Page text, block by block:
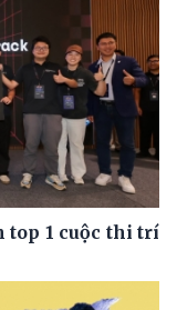
top 1 cuộc thi trí